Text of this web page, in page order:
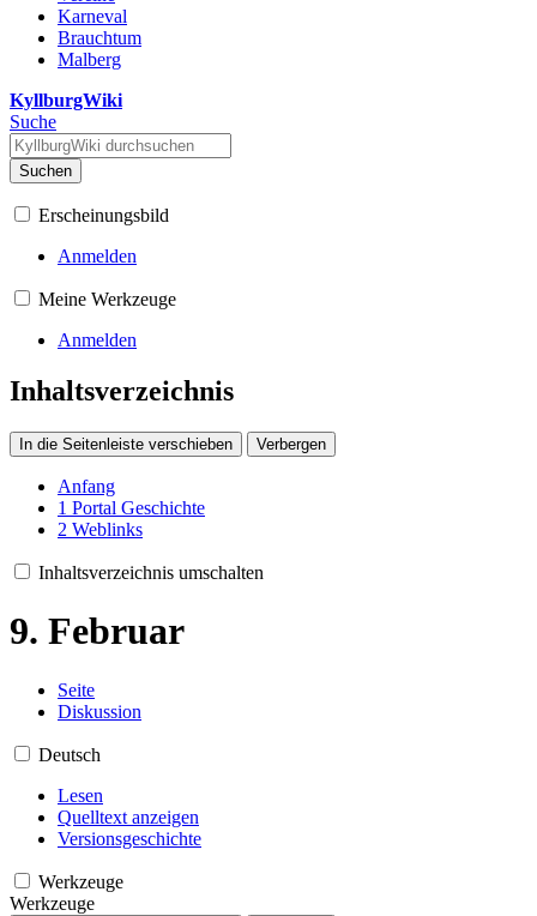
Karneval
Brauchtum
Malberg
KyllburgWiki
Suche
Suchen
Erscheinungsbild
Anmelden
Meine Werkzeuge
Anmelden
Inhaltsverzeichnis
In die Seitenleiste verschieben Verbergen
Anfang
1 Portal Geschichte
2 Weblinks
Inhaltsverzeichnis umschalten
9. Februar
Seite
Diskussion
Deutsch
Lesen
Quelltext anzeigen
Versionsgeschichte
Werkzeuge
Werkzeuge